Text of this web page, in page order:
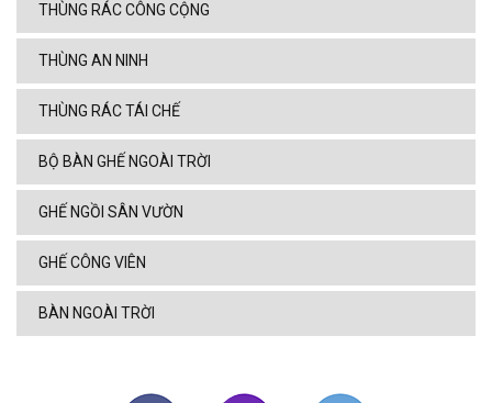
THÙNG RÁC CÔNG CỘNG
THÙNG AN NINH
THÙNG RÁC TÁI CHẾ
BỘ BÀN GHẾ NGOÀI TRỜI
GHẾ NGỒI SÂN VƯỜN
GHẾ CÔNG VIÊN
BÀN NGOÀI TRỜI